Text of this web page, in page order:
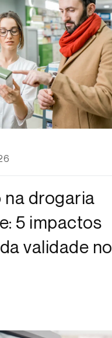
na drogaria
5 impactos
validade no